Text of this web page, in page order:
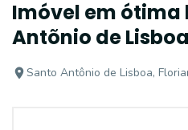
Imóvel em ótima
Antõnio de Lisboa
Santo Antônio de Lisboa,